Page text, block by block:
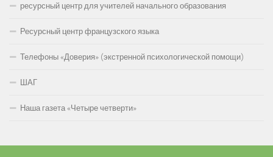
ресурсный центр для учителей начального образования
Ресурсный центр французского языка
Телефоны «Доверия» (экстренной психологической помощи)
ШАГ
Наша газета «Четыре четверти»